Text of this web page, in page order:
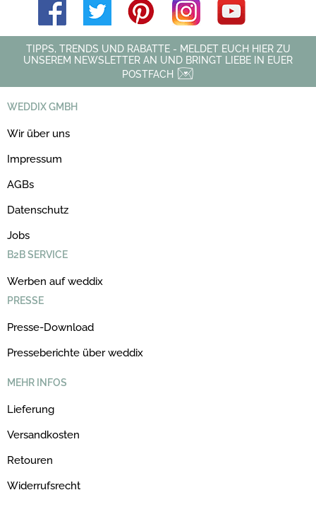
TIPPS, TRENDS UND RABATTE - MELDET EUCH HIER ZU
UNSEREM NEWSLETTER AN UND BRINGT LIEBE IN EUER
POSTFACH
WEDDIX GMBH
Wir über uns
Impressum
AGBs
Datenschutz
Jobs
B2B SERVICE
Werben auf weddix
PRESSE
Presse-Download
Presseberichte über weddix
MEHR INFOS
Lieferung
Versandkosten
Retouren
Widerrufsrecht